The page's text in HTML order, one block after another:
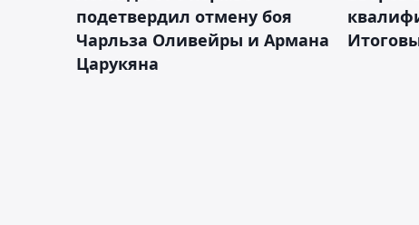
подетвердил отмену боя
Чарльза Оливейры и Армана
Царукяна